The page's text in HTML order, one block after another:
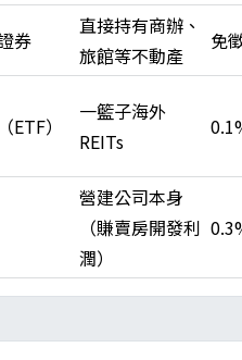
券
直接持有商辦、
旅館等不動產
免
ETF）
一籃子海外
REITs
營建公司本身
（賺賣房開發利
潤）